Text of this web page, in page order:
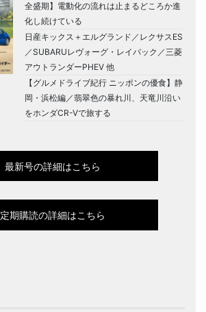
全盛期】電動化の流れは止まるどころか進
化し続けている
日産キックス＋エルグランド／レクサスES
／SUBARUレヴォーグ・レイバック／三菱
アウトランダーPHEV 他
【グルメドライブ紀行 ニッポンの優食】静
岡・浜松編／翡翠色の暴れ川、天竜川沿い
をホンダCR-Vで旅する
最新号の詳細はこちら
定期購読の詳細はこちら